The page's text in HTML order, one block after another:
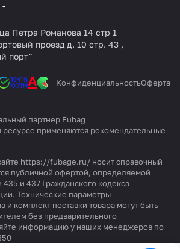
Петра Романова 14 стр 1
проезд д. 10 стр. 43 ,
порт"
КонфиденциальностьОферта
партнер Fubag
применяются рекомендательные
https://fubage.ru/ носит справочный
публичной офертой, определяемой
и 437 Гражданского кодекса
Технические параметры
и комплект поставки товара могут быть
без предварительного
информацию у наших менеджеров по